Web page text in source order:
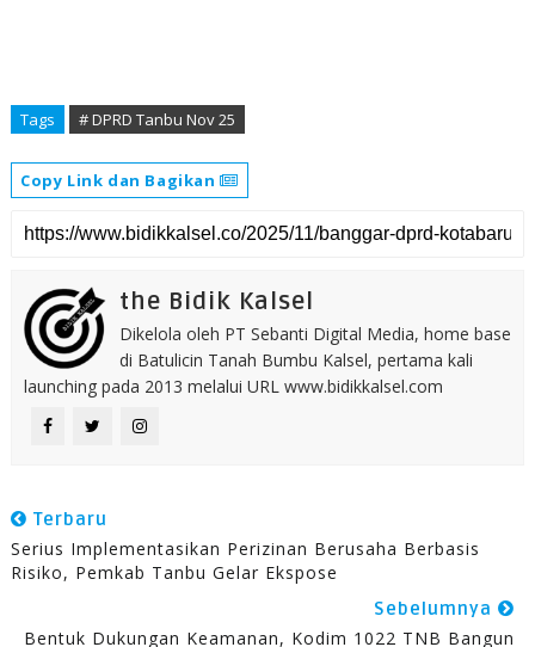
Tags # DPRD Tanbu Nov 25
Copy Link dan Bagikan
the Bidik Kalsel
Dikelola oleh PT Sebanti Digital Media, home base
di Batulicin Tanah Bumbu Kalsel, pertama kali
launching pada 2013 melalui URL www.bidikkalsel.com
Terbaru
Serius Implementasikan Perizinan Berusaha Berbasis
Risiko, Pemkab Tanbu Gelar Ekspose
Sebelumnya
Bentuk Dukungan Keamanan, Kodim 1022 TNB Bangun